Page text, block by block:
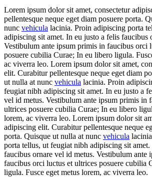
Lorem ipsum dolor sit amet, consectetur
pellentesque neque eget diam posuere porta.
nunc vehicula lacinia. Proin adipiscing porta
adipiscing sit amet. In eu justo a felis faucibus
Vestibulum ante ipsum primis in faucibus orci
posuere cubilia Curae; In eu libero ligula.
ac viverra leo. Lorem ipsum dolor sit amet,
elit. Curabitur pellentesque neque eget diam
ut nulla at nunc vehicula lacinia. Proin
feugiat nibh adipiscing sit amet. In eu justo a
vel id metus. Vestibulum ante ipsum primis in
ultrices posuere cubilia Curae; In eu libero
lorem, ac viverra leo. Lorem ipsum dolor sit
adipiscing elit. Curabitur pellentesque neque
porta. Quisque ut nulla at nunc vehicula
porta tellus, ut feugiat nibh adipiscing sit
faucibus ornare vel id metus. Vestibulum ante
faucibus orci luctus et ultrices posuere cubilia
ligula. Fusce eget metus lorem, ac viverra leo.